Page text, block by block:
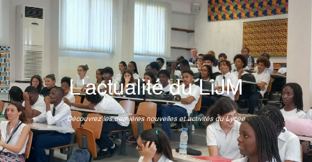
L'actualité du LiJM
Découvrez les dernières nouvelles et activités du Lycée